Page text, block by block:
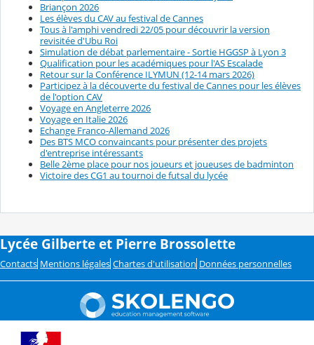
Briançon 2026
Les élèves du CAV au festival de Cannes
Tous à l'amphi vendredi 22/05 pour découvrir la version
revisitée d'Ubu Roi
Simulation de débat parlementaire - Sortie HGGSP à Lyon 3
Qualification pour les académiques pour l'AS Escalade
Retour sur la Conférence ILYMUN (12-14 mars 2026)
Participez à la découverte du festival de Cannes pour les élèves
de l'option CAV
Voyage en Angleterre 2026
Voyage en Italie 2026
Echange Franco-Allemand 2026
Des BTS MCO convaincants pour présenter des projets
d'entreprise intéressants
Belle 2ème place pour nos joueurs et joueuses de badminton
Victoire des CG1 au tournoi de futsal du lycée
Lycée Gilberte et Pierre Brossolette
Contacts Mentions légales Chartes d'utilisation Données personnelles